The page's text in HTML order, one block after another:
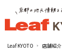
Leaf KYOTO 店舗紹介